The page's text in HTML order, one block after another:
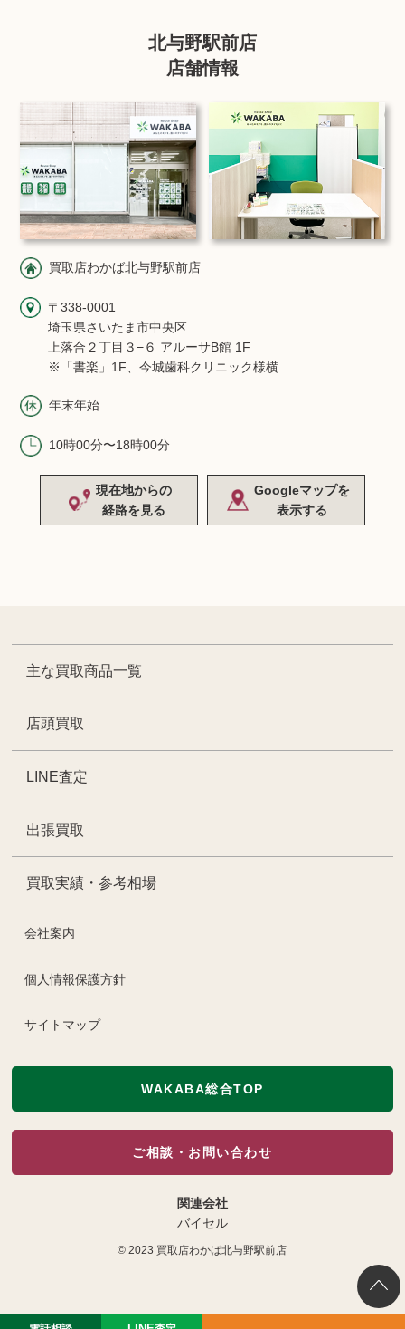
北与野駅前店
店舗情報
買取店わかば北与野駅前店
〒338-0001
埼玉県さいたま市中央区
上落合２丁目３−６ アルーサB館 1F
※「書楽」1F、今城歯科クリニック様横
年末年始
10時00分〜18時00分
現在地からの
経路を見る
Googleマップを
表示する
主な買取商品一覧
店頭買取
LINE査定
出張買取
買取実績・参考相場
会社案内
個人情報保護方針
サイトマップ
WAKABA総合TOP
ご相談・お問い合わせ
関連会社
バイセル
© 2023 買取店わかば北与野駅前店